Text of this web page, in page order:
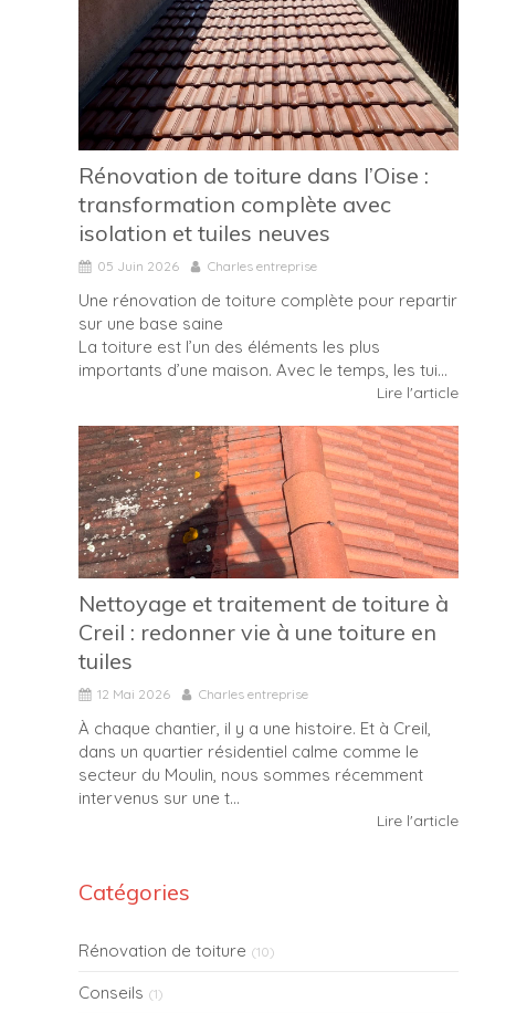
Rénovation de toiture dans l’Oise :
transformation complète avec
isolation et tuiles neuves
05 Juin 2026 Charles entreprise
Une rénovation de toiture complète pour repartir
sur une base saine
La toiture est l’un des éléments les plus
importants d’une maison. Avec le temps, les tui...
Lire l'article
Nettoyage et traitement de toiture à
Creil : redonner vie à une toiture en
tuiles
12 Mai 2026 Charles entreprise
À chaque chantier, il y a une histoire. Et à Creil,
dans un quartier résidentiel calme comme le
secteur du Moulin, nous sommes récemment
intervenus sur une t...
Lire l'article
Catégories
Rénovation de toiture (10)
Conseils (1)